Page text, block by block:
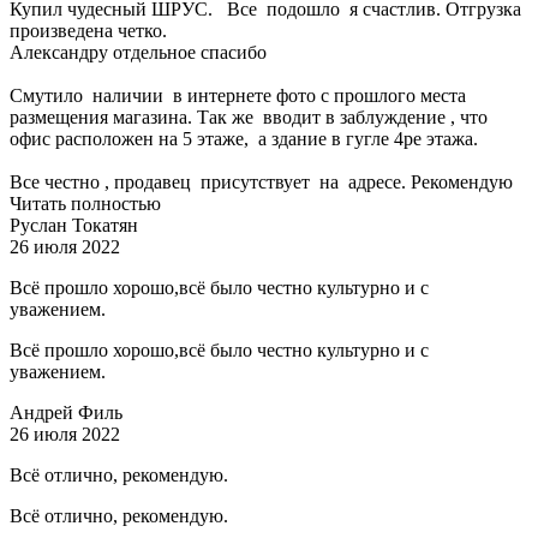
Купил чудесный ШРУС. Все подошло я счастлив. Отгрузка
произведена четко.
Александру отдельное спасибо
Смутило наличии в интернете фото с прошлого места
размещения магазина. Так же вводит в заблуждение , что
офис расположен на 5 этаже, а здание в гугле 4ре этажа.
Все честно , продавец присутствует на адресе. Рекомендую
Читать полностью
Руслан Токатян
26 июля 2022
Всё прошло хорошо,всё было честно культурно и с
уважением.
Всё прошло хорошо,всё было честно культурно и с
уважением.
Андрей Филь
26 июля 2022
Всё отлично, рекомендую.
Всё отлично, рекомендую.